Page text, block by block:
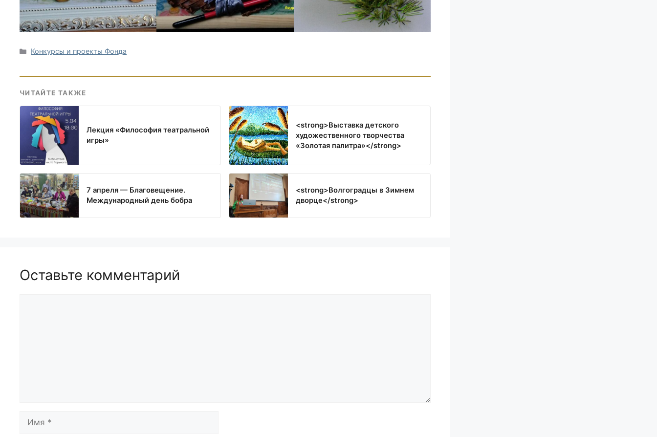
Рубрики
Конкурсы и проекты Фонда
ЧИТАЙТЕ ТАКЖЕ
Лекция «Философия театральной
игры»
<strong>Выставка детского
художественного творчества
«Золотая палитра»</strong>
7 апреля — Благовещение.
Международный день бобра
<strong>Волгоградцы в Зимнем
дворце</strong>
Оставьте комментарий
Имя